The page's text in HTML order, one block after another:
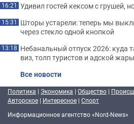
16:21 Удивил гостей кексом с грушей,
15:31 Шторы устарели: теперь мы
через стекло одной кнопкой
13:18 Небанальный отпуск 2026: куда
виз, толп туристов и адской жары
Все новости
Политика | Экономика | Общество |
Авторское | Интересное | Спорт
Информационное агентство «Nord-News»